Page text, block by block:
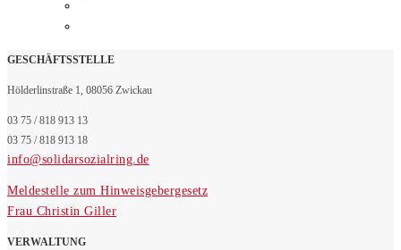
GESCHÄFTSSTELLE
Hölderlinstraße 1, 08056 Zwickau
03 75 / 818 913 13
03 75 / 818 913 18
info@solidarsozialring.de
Meldestelle zum Hinweisgebergesetz
Frau Christin Giller
VERWALTUNG